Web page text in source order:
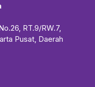
RT.9/RW.7,
Pusat, Daerah